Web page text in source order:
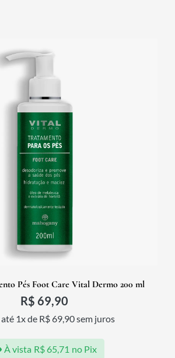
Pés Foot Care Vital Dermo 200 ml
R$ 69,90
até 1x de R$ 69,90sem juros
À vista R$65,71 no Pix